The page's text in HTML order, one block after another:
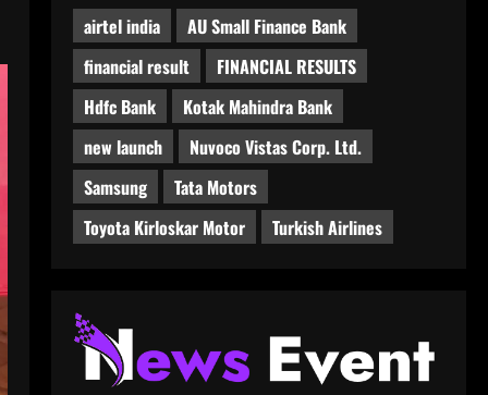
airtel india
AU Small Finance Bank
financial result
FINANCIAL RESULTS
Hdfc Bank
Kotak Mahindra Bank
new launch
Nuvoco Vistas Corp. Ltd.
Samsung
Tata Motors
Toyota Kirloskar Motor
Turkish Airlines